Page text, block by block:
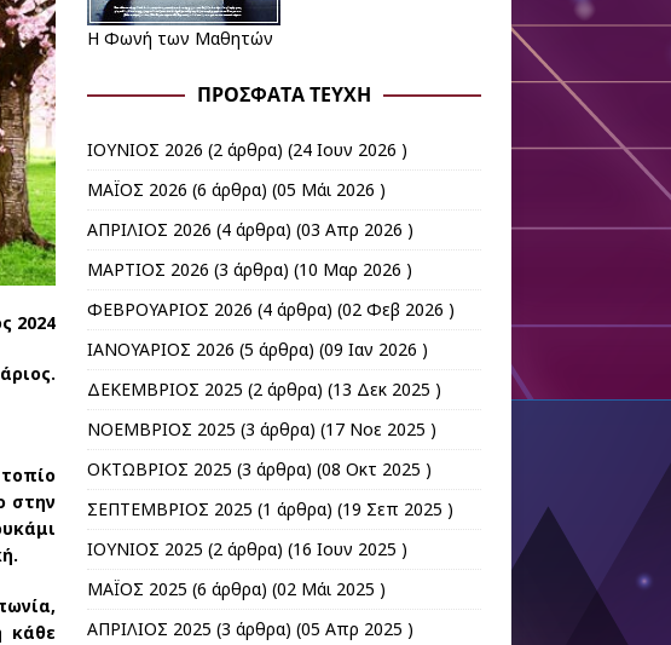
2024
στην
κάθε
Η Φωνή των Μαθητών
ΠΡΌΣΦΑΤΑ ΤΕΎΧΗ
ΙΟΥΝΙΟΣ 2026 (2 άρθρα) (24 Ιουν 2026 )
ΜΑΪΟΣ 2026 (6 άρθρα) (05 Μάι 2026 )
ΑΠΡΙΛΙΟΣ 2026 (4 άρθρα) (03 Απρ 2026 )
ΜΑΡΤΙΟΣ 2026 (3 άρθρα) (10 Μαρ 2026 )
ΦΕΒΡΟΥΑΡΙΟΣ 2026 (4 άρθρα) (02 Φεβ 2026 )
ΙΑΝΟΥΑΡΙΟΣ 2026 (5 άρθρα) (09 Ιαν 2026 )
ΔΕΚΕΜΒΡΙΟΣ 2025 (2 άρθρα) (13 Δεκ 2025 )
ΝΟΕΜΒΡΙΟΣ 2025 (3 άρθρα) (17 Νοε 2025 )
ΟΚΤΩΒΡΙΟΣ 2025 (3 άρθρα) (08 Οκτ 2025 )
ΣΕΠΤΕΜΒΡΙΟΣ 2025 (1 άρθρα) (19 Σεπ 2025 )
ΙΟΥΝΙΟΣ 2025 (2 άρθρα) (16 Ιουν 2025 )
ΜΑΪΟΣ 2025 (6 άρθρα) (02 Μάι 2025 )
ΑΠΡΙΛΙΟΣ 2025 (3 άρθρα) (05 Απρ 2025 )